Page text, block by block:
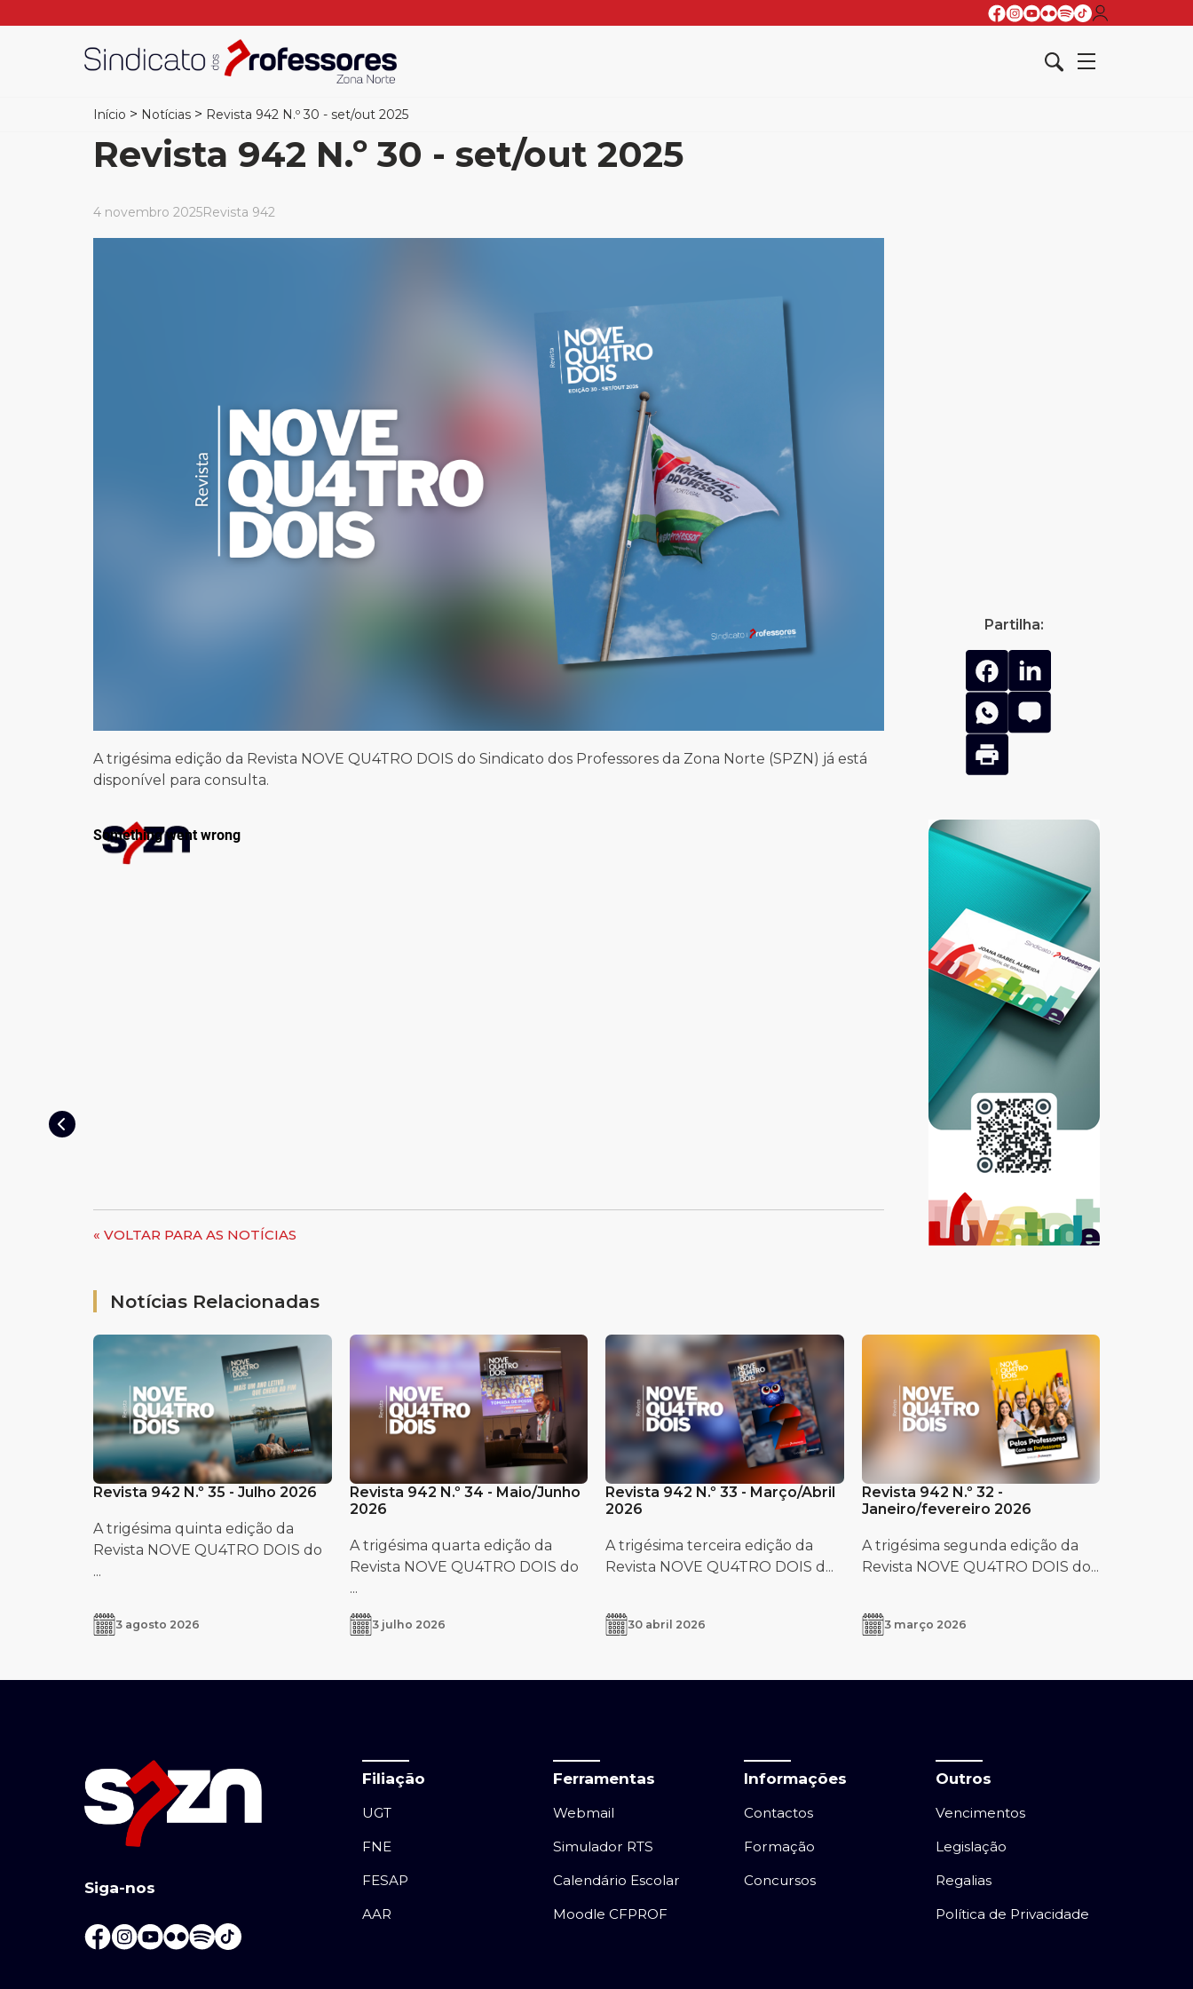
Início > Notícias > Revista 942 N.º 30 - set/out 2025
Revista 942 N.º 30 - set/out 2025
4 novembro 2025Revista 942
A trigésima edição da Revista NOVE QU4TRO DOIS do Sindicato dos Professores da Zona Norte (SPZN) já está
disponível para consulta.
« VOLTAR PARA AS NOTÍCIAS
Partilha:
Notícias Relacionadas
Revista 942 N.º 35 - Julho 2026
A trigésima quinta edição da
Revista NOVE QU4TRO DOIS do
...
3 agosto 2026
Revista 942 N.º 34 - Maio/Junho
2026
A trigésima quarta edição da
Revista NOVE QU4TRO DOIS do
...
3 julho 2026
Revista 942 N.º 33 - Março/Abril
2026
A trigésima terceira edição da
Revista NOVE QU4TRO DOIS d...
30 abril 2026
Revista 942 N.º 32 -
Janeiro/fevereiro 2026
A trigésima segunda edição da
Revista NOVE QU4TRO DOIS do...
3 março 2026
Siga-nos
Filiação
UGT
FNE
FESAP
AAR
Ferramentas
Webmail
Simulador RTS
Calendário Escolar
Moodle CFPROF
Informações
Contactos
Formação
Concursos
Outros
Vencimentos
Legislação
Regalias
Política de Privacidade